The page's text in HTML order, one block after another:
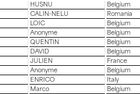
HUSNU
Belgium
CALIN-NELU
Romania
LOIC
Belgium
Anonyme
Belgium
QUENTIN
Belgium
DAVID
Belgium
JULIEN
France
Anonyme
Belgium
ENRICO
Italy
Marco
Belgium